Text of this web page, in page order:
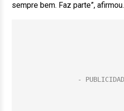
sempre bem. Faz parte”, afirmou.